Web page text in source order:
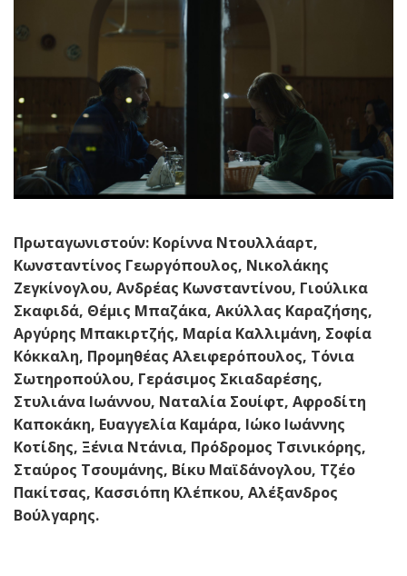
Πρωταγωνιστούν: Κορίννα Ντουλλάαρτ,
Κωνσταντίνος Γεωργόπουλος, Νικολάκης
Ζεγκίνογλου, Ανδρέας Κωνσταντίνου, Γιούλικα
Σκαφιδά, Θέμις Μπαζάκα, Ακύλλας Καραζήσης,
Αργύρης Μπακιρτζής, Μαρία Καλλιμάνη, Σοφία
Κόκκαλη, Προμηθέας Αλειφερόπουλος, Τόνια
Σωτηροπούλου, Γεράσιμος Σκιαδαρέσης,
Στυλιάνα Ιωάννου, Ναταλία Σουίφτ, Αφροδίτη
Καποκάκη, Ευαγγελία Καμάρα, Ιώκο Ιωάννης
Κοτίδης, Ξένια Ντάνια, Πρόδρομος Τσινικόρης,
Σταύρος Τσουμάνης, Βίκυ Μαϊδάνογλου, Τζέο
Πακίτσας, Κασσιόπη Κλέπκου, Αλέξανδρος
Βούλγαρης.